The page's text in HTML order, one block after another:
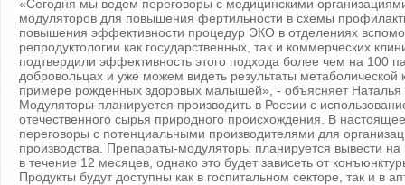
«Сегодня мы ведем переговоры с медицинскими
модуляторов для повышения фертильности в схемы
повышения эффективности процедур ЭКО в отделениях
репродуктологии как государственных, так и коммерческих
подтвердили эффективность этого подхода более чем на 100
добровольцах и уже можем видеть результаты метаболической
примере рожденных здоровых малышей», - объясняет Наталья
Модуляторы планируется производить в России с
отечественного сырья природного происхождения. В
переговоры с потенциальными производителями для
производства. Препараты-модуляторы планируется вывести на
в течение 12 месяцев, однако это будет зависеть от
Продукты будут доступны как в госпитальном секторе, так и в